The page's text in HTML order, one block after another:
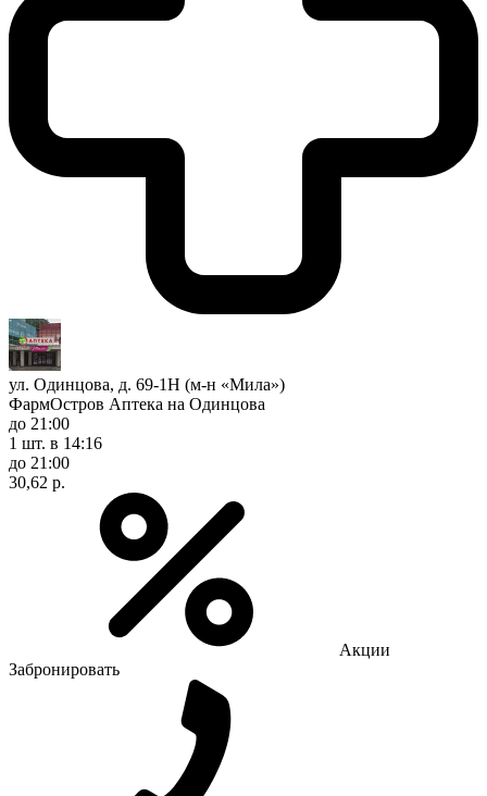
ул. Одинцова, д. 69-1Н (м-н «Мила»)
ФармОстров Аптека на Одинцова
до 21:00
1 шт. в 14:16
до 21:00
30,62 р.
Акции
Забронировать